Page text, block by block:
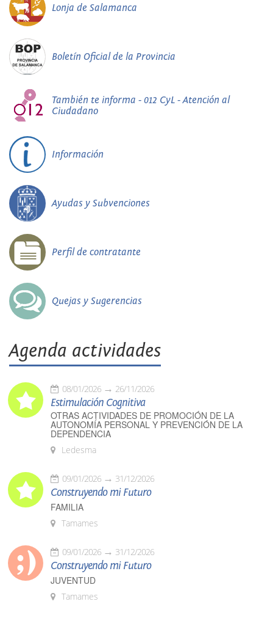
Lonja de Salamanca
Boletín Oficial de la Provincia
También te informa - 012 CyL - Atención al
Ciudadano
Información
Ayudas y Subvenciones
Perfil de contratante
Quejas y Sugerencias
Agenda actividades
08/01/2026 26/11/2026
Estimulación Cognitiva
OTRAS ACTIVIDADES DE PROMOCIÓN DE LA
AUTONOMÍA PERSONAL Y PREVENCIÓN DE LA
DEPENDENCIA
Ledesma
09/01/2026 31/12/2026
Construyendo mi Futuro
FAMILIA
Tamames
09/01/2026 31/12/2026
Construyendo mi Futuro
JUVENTUD
Tamames